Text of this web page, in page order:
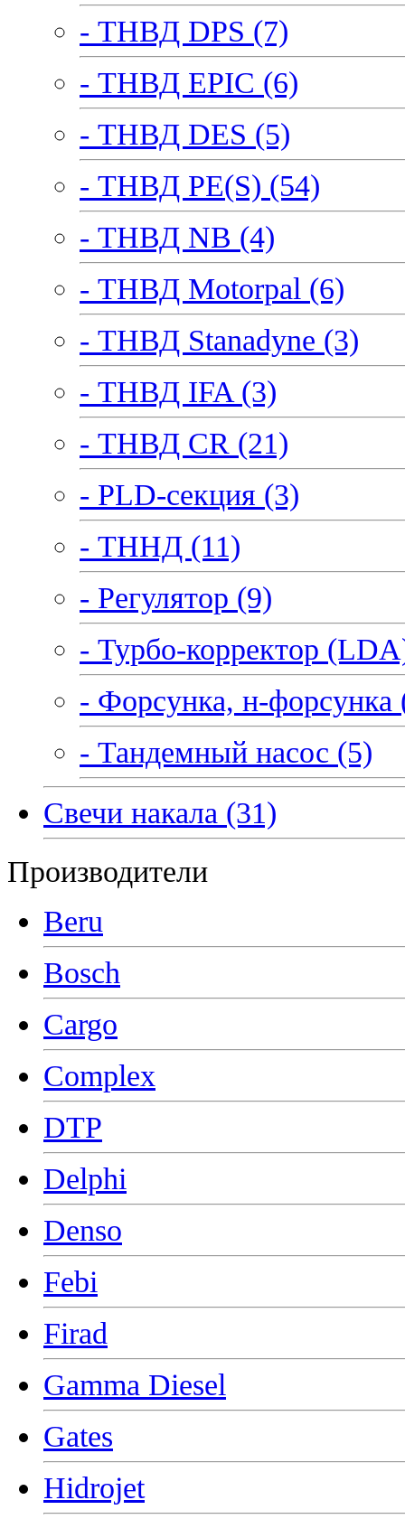
- ТНВД DPS (7)
- ТНВД EPIC (6)
- ТНВД DES (5)
- ТНВД PE(S) (54)
- ТНВД NB (4)
- ТНВД Motorpal (6)
- ТНВД Stanadyne (3)
- ТНВД IFA (3)
- ТНВД CR (21)
- PLD-секция (3)
- ТННД (11)
- Регулятор (9)
- Турбо-корректор
- Форсунка, н-форсунка
- Тандемный насос (5)
Свечи накала (31)
Производители
Beru
Bosch
Cargo
Complex
DTP
Delphi
Denso
Febi
Firad
Gamma Diesel
Gates
Hidrojet